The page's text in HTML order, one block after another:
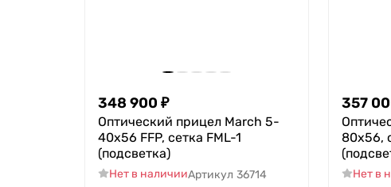
348 900 ₽
Оптический прицел March 5-
40x56 FFP, сетка FML-1
(подсветка)
Нет в наличииАртикул 36714
357
80x56,
Нет в